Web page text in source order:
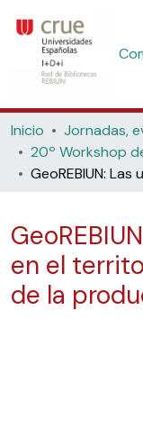
Inicio Jornadas,
en el
de la